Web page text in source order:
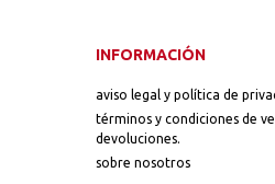
INFORMACIÓN
aviso legal y política de
términos y condiciones de
devoluciones.
sobre nosotros